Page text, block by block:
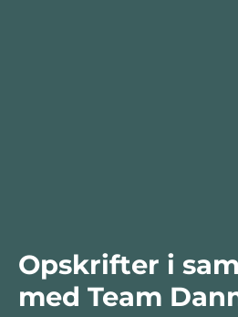
Opskrifter i
med Team